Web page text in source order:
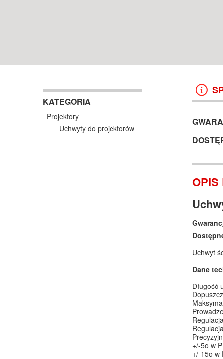
KATEGORIA
Projektory
Uchwyty do projektorów
OPIS
Uchwyt
Dane
Długość
+/-5o w
+/-15o w